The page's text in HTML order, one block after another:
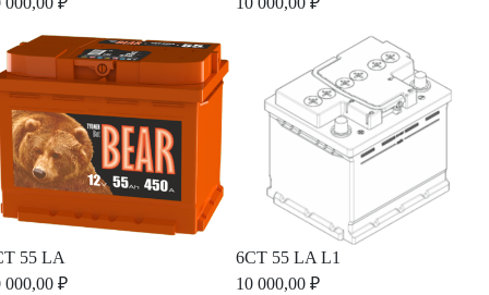
55 LA
000,00 ₽
6СТ 55 LA L1
10 000,00 ₽